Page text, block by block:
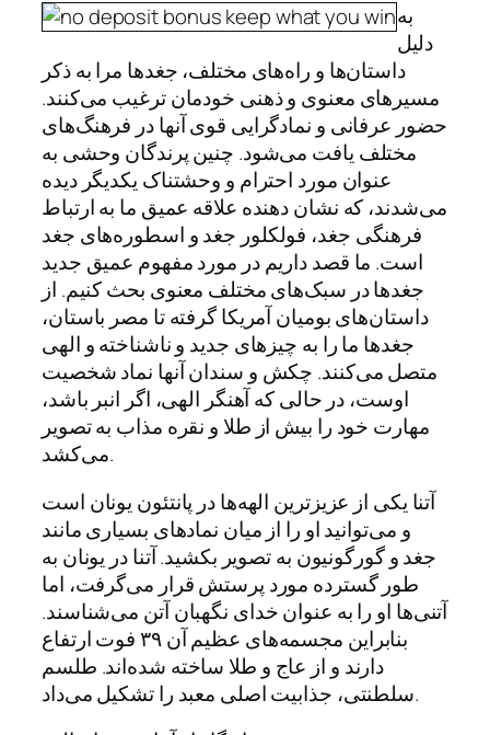
به
دلیل
داستان‌ها و راه‌های مختلف، جغدها مرا به ذکر
مسیرهای معنوی و ذهنی خودمان ترغیب می‌کنند.
حضور عرفانی و نمادگرایی قوی آنها در فرهنگ‌های
مختلف یافت می‌شود. چنین پرندگان وحشی به
عنوان مورد احترام و وحشتناک یکدیگر دیده
می‌شدند، که نشان دهنده علاقه عمیق ما به ارتباط
فرهنگی جغد، فولکلور جغد و اسطوره‌های جغد
است. ما قصد داریم در مورد مفهوم عمیق جدید
جغدها در سبک‌های مختلف معنوی بحث کنیم. از
داستان‌های بومیان آمریکا گرفته تا مصر باستان،
جغدها ما را به چیزهای جدید و ناشناخته و الهی
متصل می‌کنند. چکش و سندان آنها نماد شخصیت
اوست، در حالی که آهنگر الهی، اگر انبر باشد،
مهارت خود را بیش از طلا و نقره مذاب به تصویر
می‌کشد.
آتنا یکی از عزیزترین الهه‌ها در پانتئون یونان است
و می‌توانید او را از میان نمادهای بسیاری مانند
جغد و گورگونیون به تصویر بکشید. آتنا در یونان به
طور گسترده مورد پرستش قرار می‌گرفت، اما
آتنی‌ها او را به عنوان خدای نگهبان آتن می‌شناسند.
بنابراین مجسمه‌های عظیم آن ۳۹ فوت ارتفاع
دارند و از عاج و طلا ساخته شده‌اند. طلسم
سلطنتی، جذابیت اصلی معبد را تشکیل می‌داد.